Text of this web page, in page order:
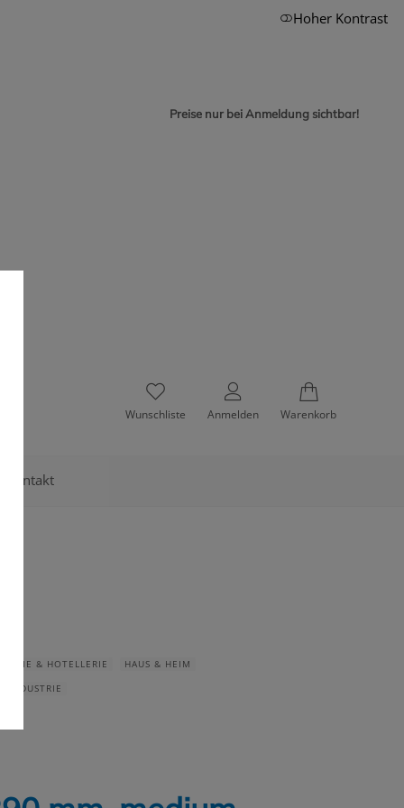
Preise nur bei Anmeldung sichtbar!
Hoher Kontrast
Wunschliste Anmelden Warenkorb
Kontakt
& HOTELLERIE
HAUS & HEIM